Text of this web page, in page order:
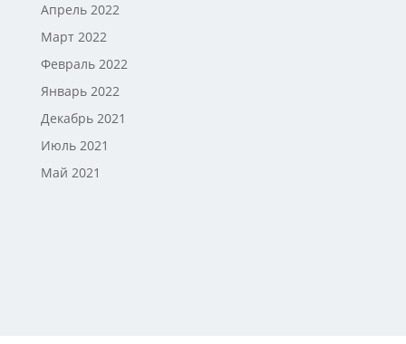
Апрель 2022
Март 2022
Февраль 2022
Январь 2022
Декабрь 2021
Июль 2021
Май 2021